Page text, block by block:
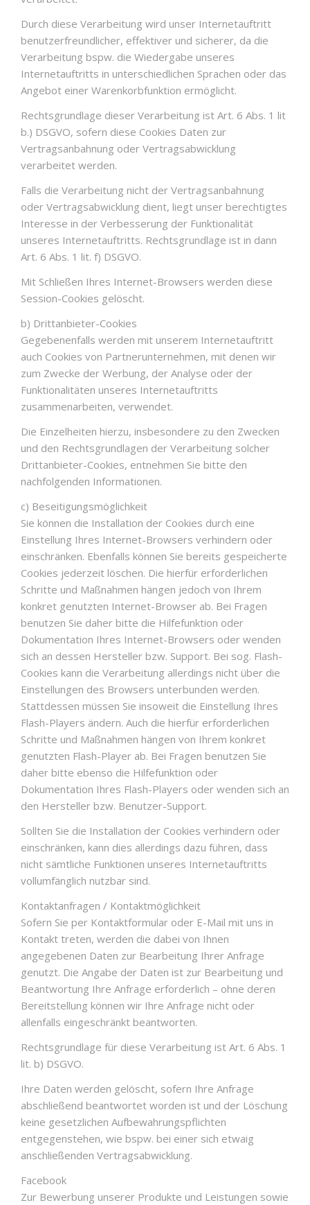
Durch diese Verarbeitung wird unser Internetauftritt
benutzerfreundlicher, effektiver und sicherer, da die
Verarbeitung bspw. die Wiedergabe unseres
Internetauftritts in unterschiedlichen Sprachen oder das
Angebot einer Warenkorbfunktion ermöglicht.
Rechtsgrundlage dieser Verarbeitung ist Art. 6 Abs. 1 lit
b.) DSGVO, sofern diese Cookies Daten zur
Vertragsanbahnung oder Vertragsabwicklung
verarbeitet werden.
Falls die Verarbeitung nicht der Vertragsanbahnung
oder Vertragsabwicklung dient, liegt unser berechtigtes
Interesse in der Verbesserung der Funktionalität
unseres Internetauftritts. Rechtsgrundlage ist in dann
Art. 6 Abs. 1 lit. f) DSGVO.
Mit Schließen Ihres Internet-Browsers werden diese
Session-Cookies gelöscht.
b) Drittanbieter-Cookies
Gegebenenfalls werden mit unserem Internetauftritt
auch Cookies von Partnerunternehmen, mit denen wir
zum Zwecke der Werbung, der Analyse oder der
Funktionalitäten unseres Internetauftritts
zusammenarbeiten, verwendet.
Die Einzelheiten hierzu, insbesondere zu den Zwecken
und den Rechtsgrundlagen der Verarbeitung solcher
Drittanbieter-Cookies, entnehmen Sie bitte den
nachfolgenden Informationen.
c) Beseitigungsmöglichkeit
Sie können die Installation der Cookies durch eine
Einstellung Ihres Internet-Browsers verhindern oder
einschränken. Ebenfalls können Sie bereits gespeicherte
Cookies jederzeit löschen. Die hierfür erforderlichen
Schritte und Maßnahmen hängen jedoch von Ihrem
konkret genutzten Internet-Browser ab. Bei Fragen
benutzen Sie daher bitte die Hilfefunktion oder
Dokumentation Ihres Internet-Browsers oder wenden
sich an dessen Hersteller bzw. Support. Bei sog. Flash-
Cookies kann die Verarbeitung allerdings nicht über die
Einstellungen des Browsers unterbunden werden.
Stattdessen müssen Sie insoweit die Einstellung Ihres
Flash-Players ändern. Auch die hierfür erforderlichen
Schritte und Maßnahmen hängen von Ihrem konkret
genutzten Flash-Player ab. Bei Fragen benutzen Sie
daher bitte ebenso die Hilfefunktion oder
Dokumentation Ihres Flash-Players oder wenden sich an
den Hersteller bzw. Benutzer-Support.
Sollten Sie die Installation der Cookies verhindern oder
einschränken, kann dies allerdings dazu führen, dass
nicht sämtliche Funktionen unseres Internetauftritts
vollumfänglich nutzbar sind.
Kontaktanfragen / Kontaktmöglichkeit
Sofern Sie per Kontaktformular oder E-Mail mit uns in
Kontakt treten, werden die dabei von Ihnen
angegebenen Daten zur Bearbeitung Ihrer Anfrage
genutzt. Die Angabe der Daten ist zur Bearbeitung und
Beantwortung Ihre Anfrage erforderlich – ohne deren
Bereitstellung können wir Ihre Anfrage nicht oder
allenfalls eingeschränkt beantworten.
Rechtsgrundlage für diese Verarbeitung ist Art. 6 Abs. 1
lit. b) DSGVO.
Ihre Daten werden gelöscht, sofern Ihre Anfrage
abschließend beantwortet worden ist und der Löschung
keine gesetzlichen Aufbewahrungspflichten
entgegenstehen, wie bspw. bei einer sich etwaig
anschließenden Vertragsabwicklung.
Facebook
Zur Bewerbung unserer Produkte und Leistungen sowie